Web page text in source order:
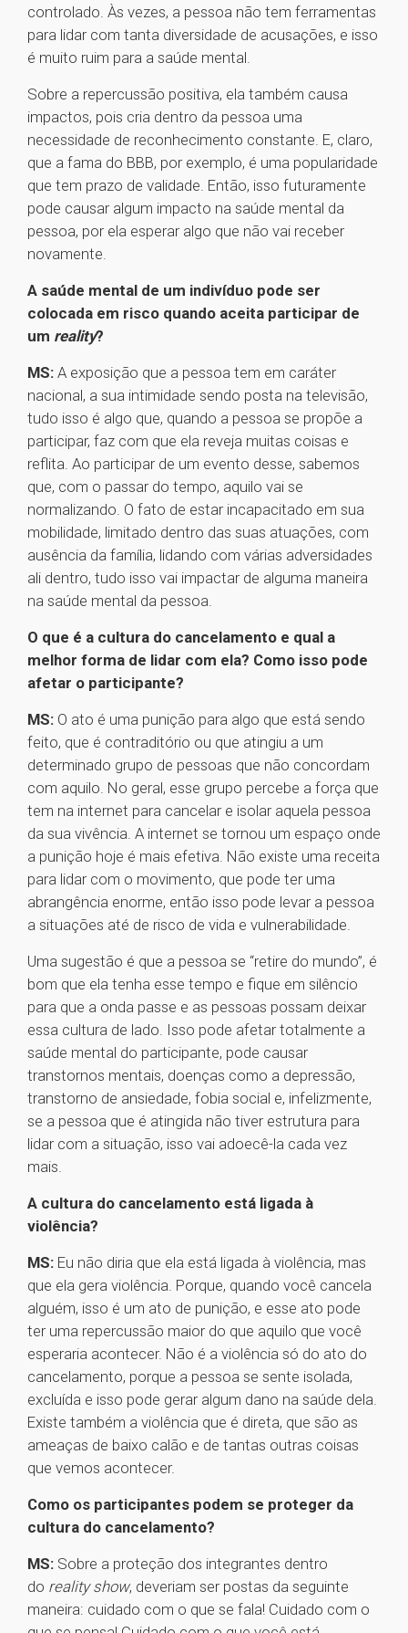
controlado. Às vezes, a pessoa não tem ferramentas
para lidar com tanta diversidade de acusações, e isso
é muito ruim para a saúde mental.
Sobre a repercussão positiva, ela também causa
impactos, pois cria dentro da pessoa uma
necessidade de reconhecimento constante. E, claro,
que a fama do BBB, por exemplo, é uma popularidade
que tem prazo de validade. Então, isso futuramente
pode causar algum impacto na saúde mental da
pessoa, por ela esperar algo que não vai receber
novamente.
A saúde mental de um indivíduo pode ser
colocada em risco quando aceita participar de
um reality?
MS: A exposição que a pessoa tem em caráter
nacional, a sua intimidade sendo posta na televisão,
tudo isso é algo que, quando a pessoa se propõe a
participar, faz com que ela reveja muitas coisas e
reflita. Ao participar de um evento desse, sabemos
que, com o passar do tempo, aquilo vai se
normalizando. O fato de estar incapacitado em sua
mobilidade, limitado dentro das suas atuações, com
ausência da família, lidando com várias adversidades
ali dentro, tudo isso vai impactar de alguma maneira
na saúde mental da pessoa.
O que é a cultura do cancelamento e qual a
melhor forma de lidar com ela? Como isso pode
afetar o participante?
MS: O ato é uma punição para algo que está sendo
feito, que é contraditório ou que atingiu a um
determinado grupo de pessoas que não concordam
com aquilo. No geral, esse grupo percebe a força que
tem na internet para cancelar e isolar aquela pessoa
da sua vivência. A internet se tornou um espaço onde
a punição hoje é mais efetiva. Não existe uma receita
para lidar com o movimento, que pode ter uma
abrangência enorme, então isso pode levar a pessoa
a situações até de risco de vida e vulnerabilidade.
Uma sugestão é que a pessoa se “retire do mundo”, é
bom que ela tenha esse tempo e fique em silêncio
para que a onda passe e as pessoas possam deixar
essa cultura de lado. Isso pode afetar totalmente a
saúde mental do participante, pode causar
transtornos mentais, doenças como a depressão,
transtorno de ansiedade, fobia social e, infelizmente,
se a pessoa que é atingida não tiver estrutura para
lidar com a situação, isso vai adoecê-la cada vez
mais.
A cultura do cancelamento está ligada à
violência?
MS: Eu não diria que ela está ligada à violência, mas
que ela gera violência. Porque, quando você cancela
alguém, isso é um ato de punição, e esse ato pode
ter uma repercussão maior do que aquilo que você
esperaria acontecer. Não é a violência só do ato do
cancelamento, porque a pessoa se sente isolada,
excluída e isso pode gerar algum dano na saúde dela.
Existe também a violência que é direta, que são as
ameaças de baixo calão e de tantas outras coisas
que vemos acontecer.
Como os participantes podem se proteger da
cultura do cancelamento?
MS: Sobre a proteção dos integrantes dentro
do reality show, deveriam ser postas da seguinte
maneira: cuidado com o que se fala! Cuidado com o